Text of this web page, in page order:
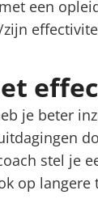
een
je beter
stel je
op